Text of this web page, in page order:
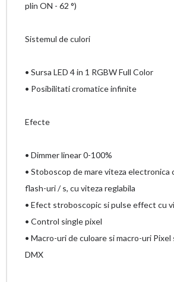
plin ON - 62 °)
Sistemul de culori
• Sursa LED 4 in 1 RGBW Full Color
• Posibilitati cromatice infinite
Efecte
• Dimmer linear 0-100%
• Stoboscop de mare viteza electronica
flash-uri / s, cu viteza reglabila
• Efect stroboscopic si pulse effect cu
• Control single pixel
• Macro-uri de culoare si macro-uri
DMX